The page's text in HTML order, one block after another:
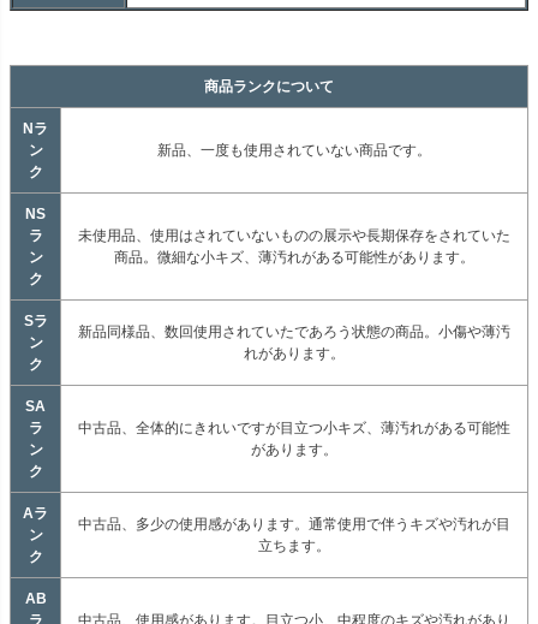
商品ランクについて
Nラ
ン
ク
新品、一度も使用されていない商品です。
NS
ラ
ン
ク
未使用品、使用はされていないものの展示や長期保存をされていた
商品。微細な小キズ、薄汚れがある可能性があります。
Sラ
ン
ク
新品同様品、数回使用されていたであろう状態の商品。小傷や薄汚
れがあります。
SA
ラ
ン
ク
中古品、全体的にきれいですが目立つ小キズ、薄汚れがある可能性
があります。
Aラ
ン
ク
中古品、多少の使用感があります。通常使用で伴うキズや汚れが目
立ちます。
AB